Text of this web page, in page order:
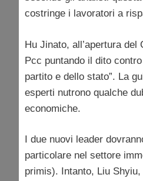
costringe i lavoratori a
Hu Jinato, all’apertura
Pcc puntando il dito
partito e dello stato”. La
esperti nutrono qualche
economiche.
I due nuovi leader
particolare nel settore
primis). Intanto, Liu